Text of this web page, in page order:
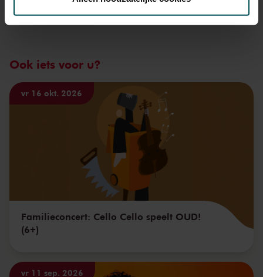
Ook iets voor u?
vr 16 okt. 2026
Familieconcert: Cello Cello speelt OUD!
(6+)
vr 11 sep. 2026